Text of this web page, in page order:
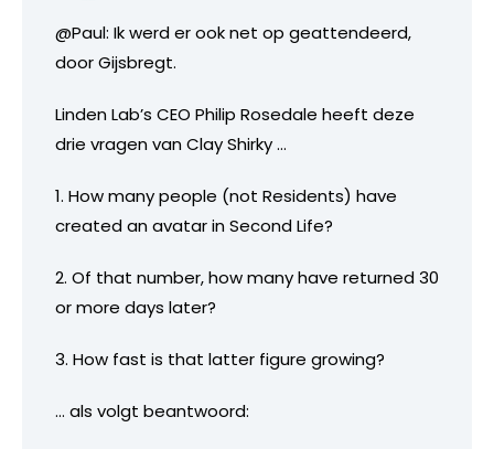
@Paul: Ik werd er ook net op geattendeerd,
door Gijsbregt.
Linden Lab’s CEO Philip Rosedale heeft deze
drie vragen van Clay Shirky …
1. How many people (not Residents) have
created an avatar in Second Life?
2. Of that number, how many have returned 30
or more days later?
3. How fast is that latter figure growing?
… als volgt beantwoord: